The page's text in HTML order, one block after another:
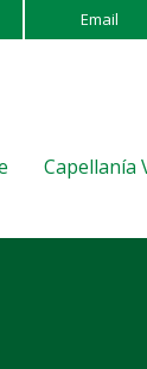
Email
Capellanía